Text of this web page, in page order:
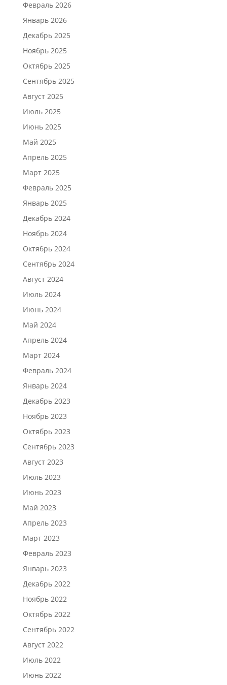
Февраль 2026
Январь 2026
Декабрь 2025
Ноябрь 2025
Октябрь 2025
Сентябрь 2025
Август 2025
Июль 2025
Июнь 2025
Май 2025
Апрель 2025
Март 2025
Февраль 2025
Январь 2025
Декабрь 2024
Ноябрь 2024
Октябрь 2024
Сентябрь 2024
Август 2024
Июль 2024
Июнь 2024
Май 2024
Апрель 2024
Март 2024
Февраль 2024
Январь 2024
Декабрь 2023
Ноябрь 2023
Октябрь 2023
Сентябрь 2023
Август 2023
Июль 2023
Июнь 2023
Май 2023
Апрель 2023
Март 2023
Февраль 2023
Январь 2023
Декабрь 2022
Ноябрь 2022
Октябрь 2022
Сентябрь 2022
Август 2022
Июль 2022
Июнь 2022